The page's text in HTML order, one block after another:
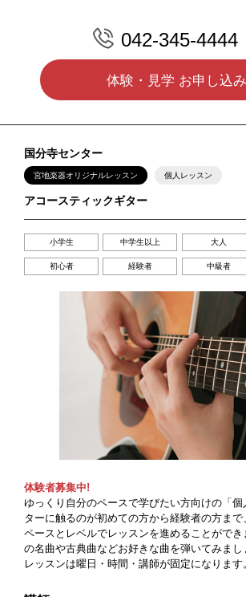
042-345-4444
体験・見学 お申し込み
国分寺センター
宮地楽器オリジナルレッスン 個人レッスン
アコースティックギター
小学生 中学生以上 大人
初心者 経験者 中級者
体験者募集中!
ゆっくり自分のペースで学びたい方向けの「
ターに触るのが初めての方から経験者の方ま
ペースとレベルでレッスンを進めることができ
の名曲や古典曲などお好きな曲を弾いてみまし
レッスンは曜日・時間・講師が固定になります